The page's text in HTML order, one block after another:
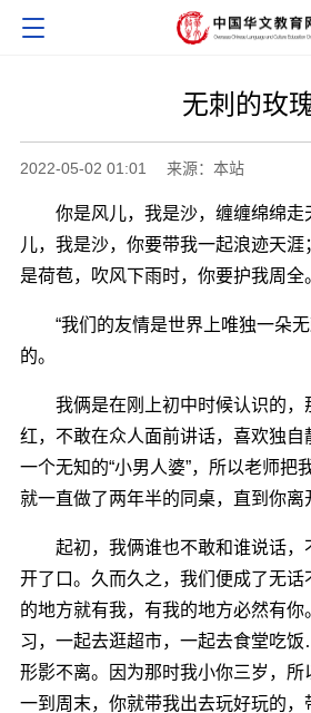
无刺的玫
2022-05-02 01:01 来源：本站
你是风儿，我是沙，缠缠绵绵
儿，我是沙，你要带我一起浪迹天
是荷苞，吹风下雨时，你要护我周全
“我们的友情是世界上唯独一朵无
的。
我俩是在刚上初中时候认识的，
红，不敢在众人面前讲话，喜欢独自
一个无知的“小男人婆”，所以老师把
就一直做了两年半的同桌，直到你离
起初，我俩谁也不敢和谁说话，
开了口。久而久之，我们便成了无话
的地方就有我，有我的地方必然有你
习，一起去逛超市，一起去食堂吃
形影不离。因为那时我小你三岁，所
一到周末，你就带我出去玩好玩的，